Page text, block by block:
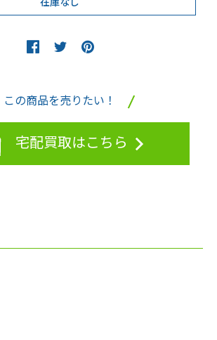
この商品を売りたい！
宅配買取はこちら